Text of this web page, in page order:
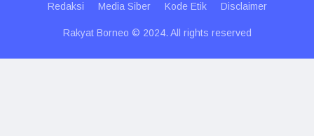
Redaksi Media Siber Kode Etik Disclaimer
Rakyat Borneo © 2024. All rights reserved